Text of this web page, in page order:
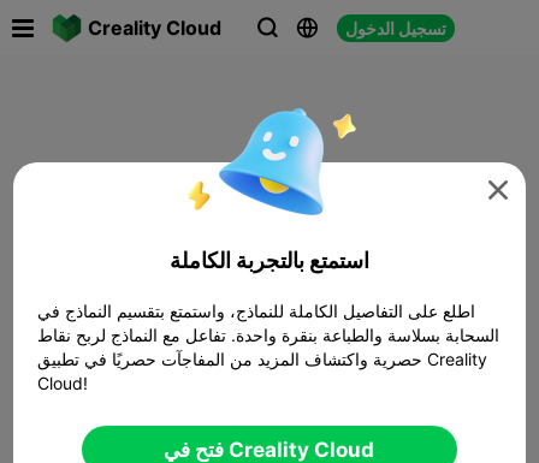
Creality Cloud   تسجيل الدخول

استمتع بالتجربة الكاملة
اطلع على التفاصيل الكاملة للنماذج، واستمتع بتقسيم النماذج في
السحابة بسلاسة والطباعة بنقرة واحدة. تفاعل مع النماذج لربح نقاط
حصرية واكتشاف المزيد من المفاجآت حصريًا في تطبيق Creality
Cloud!
فتح في Creality Cloud